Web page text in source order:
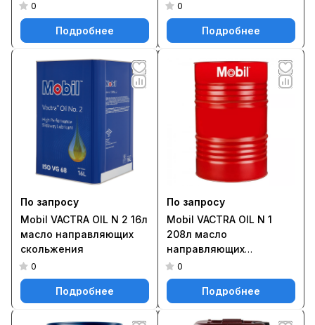
скольжения
0
Подробнее
скольжения
0
Подробнее
По запросу
Mobil VACTRA OIL N 2 16л
масло направляющих
скольжения
0
Подробнее
По запросу
Mobil VACTRA OIL N 1
208л масло
направляющих
скольжения
0
Подробнее